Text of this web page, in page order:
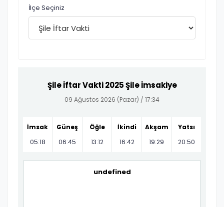
İlçe Seçiniz
Şile İftar Vakti 2025 Şile İmsakiye
09 Ağustos 2026 (Pazar) / 17:34
İmsak
05:18
Güneş
06:45
Öğle
13:12
İkindi
16:42
Akşam
19:29
Yatsı
20:50
undefined